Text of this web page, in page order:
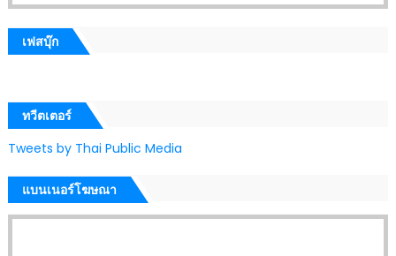
เฟสบุ๊ก
ทวีตเตอร์
Tweets by Thai Public Media
แบนเนอร์โฆษณา